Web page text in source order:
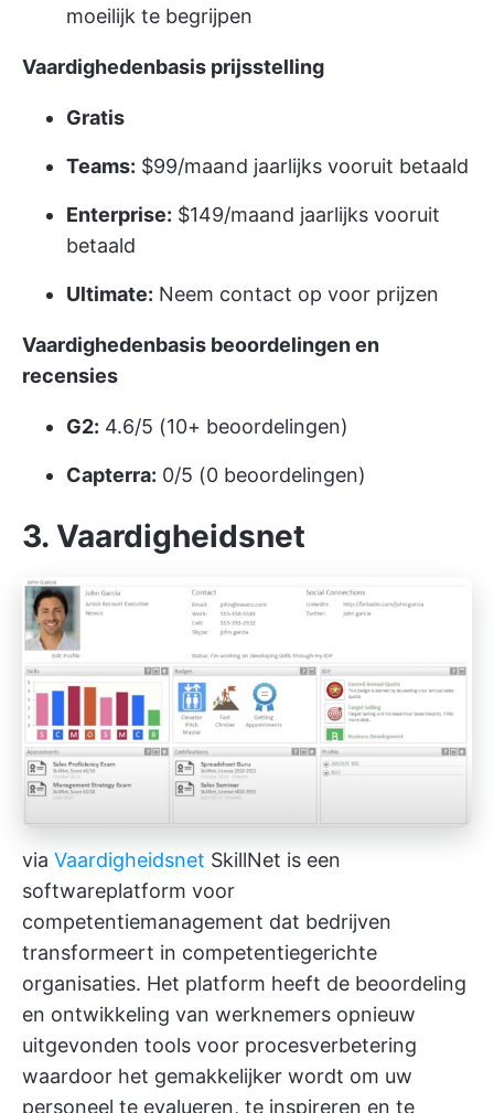
moeilijk te begrijpen
Vaardighedenbasis prijsstelling
Gratis
Teams: $99/maand jaarlijks vooruit betaald
Enterprise: $149/maand jaarlijks vooruit
betaald
Ultimate: Neem contact op voor prijzen
Vaardighedenbasis beoordelingen en
recensies
G2: 4.6/5 (10+ beoordelingen)
Capterra: 0/5 (0 beoordelingen)
3. Vaardigheidsnet
via Vaardigheidsnet SkillNet is een
softwareplatform voor
competentiemanagement dat bedrijven
transformeert in competentiegerichte
organisaties. Het platform heeft de beoordeling
en ontwikkeling van werknemers opnieuw
uitgevonden tools voor procesverbetering
waardoor het gemakkelijker wordt om uw
personeel te evalueren, te inspireren en te